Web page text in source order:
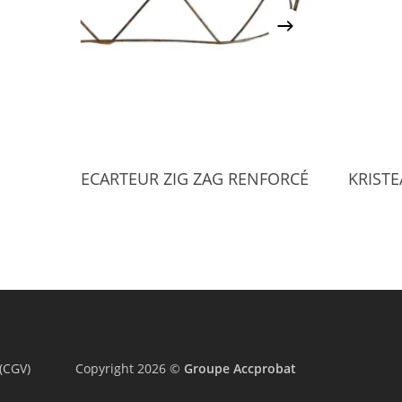
ECARTEUR ZIG ZAG RENFORCÉ
Copyright 2026 © Groupe Accprobat